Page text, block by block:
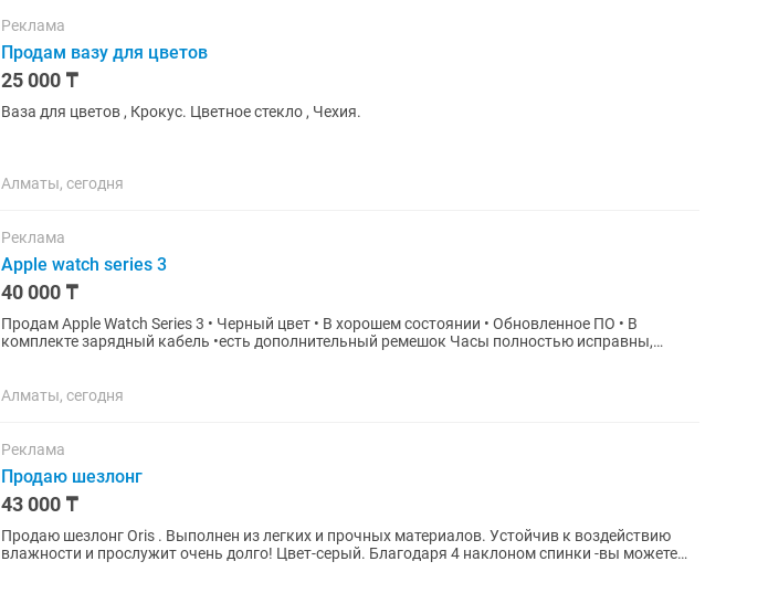
Реклама
Продам вазу для цветов
25 000 ₸
Ваза для цветов , Крокус. Цветное стекло , Чехия.
Алматы, сегодня
Реклама
Apple watch series 3
40 000 ₸
Продам Apple Watch Series 3 • Черный цвет • В хорошем состоянии • Обновленное ПО • В
комплекте зарядный кабель •есть дополнительный ремешок Часы полностью исправны,
Алматы, сегодня
Реклама
Продаю шезлонг
43 000 ₸
Продаю шезлонг Oris . Выполнен из легких и прочных материалов. Устойчив к воздействию
влажности и прослужит очень долго! Цвет-серый. Благодаря 4 наклоном спинки -вы можете